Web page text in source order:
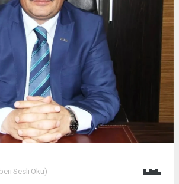
Sesli Oku)